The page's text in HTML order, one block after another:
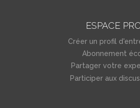
ESPACE
Créer un profil
Abonnement
Partager votre
Participer aux